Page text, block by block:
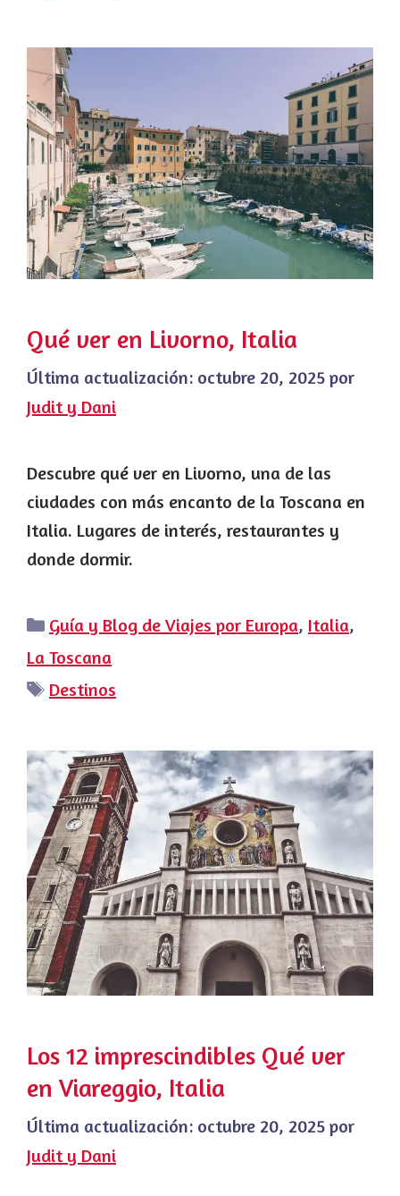
Qué ver en Livorno, Italia
Última actualización: octubre 20, 2025 por
Judit y Dani
Descubre qué ver en Livorno, una de las
ciudades con más encanto de la Toscana en
Italia. Lugares de interés, restaurantes y
donde dormir.
Categorías
Guía y Blog de Viajes por Europa, Italia,
La Toscana
Etiquetas
Destinos
Los 12 imprescindibles Qué ver
en Viareggio, Italia
Última actualización: octubre 20, 2025 por
Judit y Dani